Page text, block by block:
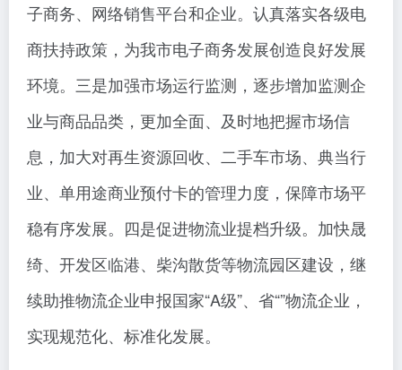
子商务、网络销售平台和企业。认真落实各级电
商扶持政策，为我市电子商务发展创造良好发展
环境。三是加强市场运行监测，逐步增加监测企
业与商品品类，更加全面、及时地把握市场信
息，加大对再生资源回收、二手车市场、典当行
业、单用途商业预付卡的管理力度，保障市场平
稳有序发展。四是促进物流业提档升级。加快晟
绮、开发区临港、柴沟散货等物流园区建设，继
续助推物流企业申报国家“A级”、省“”物流企业，
实现规范化、标准化发展。